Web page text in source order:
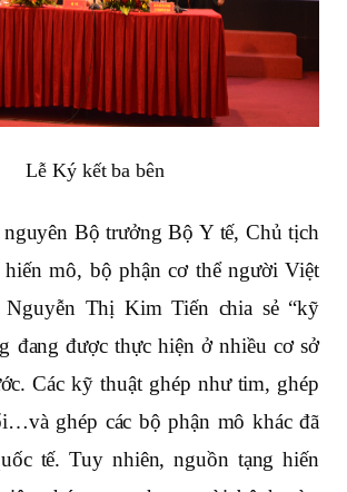
Lễ Ký kết ba bên
Bộ trưởng Bộ Y tế, Chủ tịch
mô, bộ phận cơ thể người Việt
Nguyễn Thị Kim Tiến chia sẻ “kỹ
đang được thực hiện ở nhiều cơ sở
Các kỹ thuật ghép như tim, ghép
ghép các bộ phận mô khác đã
tế. Tuy nhiên, nguồn tạng hiến